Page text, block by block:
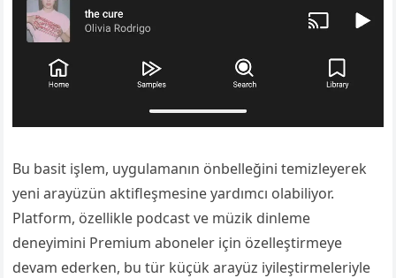
Bu basit işlem, uygulamanın önbelleğini temizleyerek
yeni arayüzün aktifleşmesine yardımcı olabiliyor.
Platform, özellikle podcast ve müzik dinleme
deneyimini Premium aboneler için özelleştirmeye
devam ederken, bu tür küçük arayüz iyileştirmeleriyle